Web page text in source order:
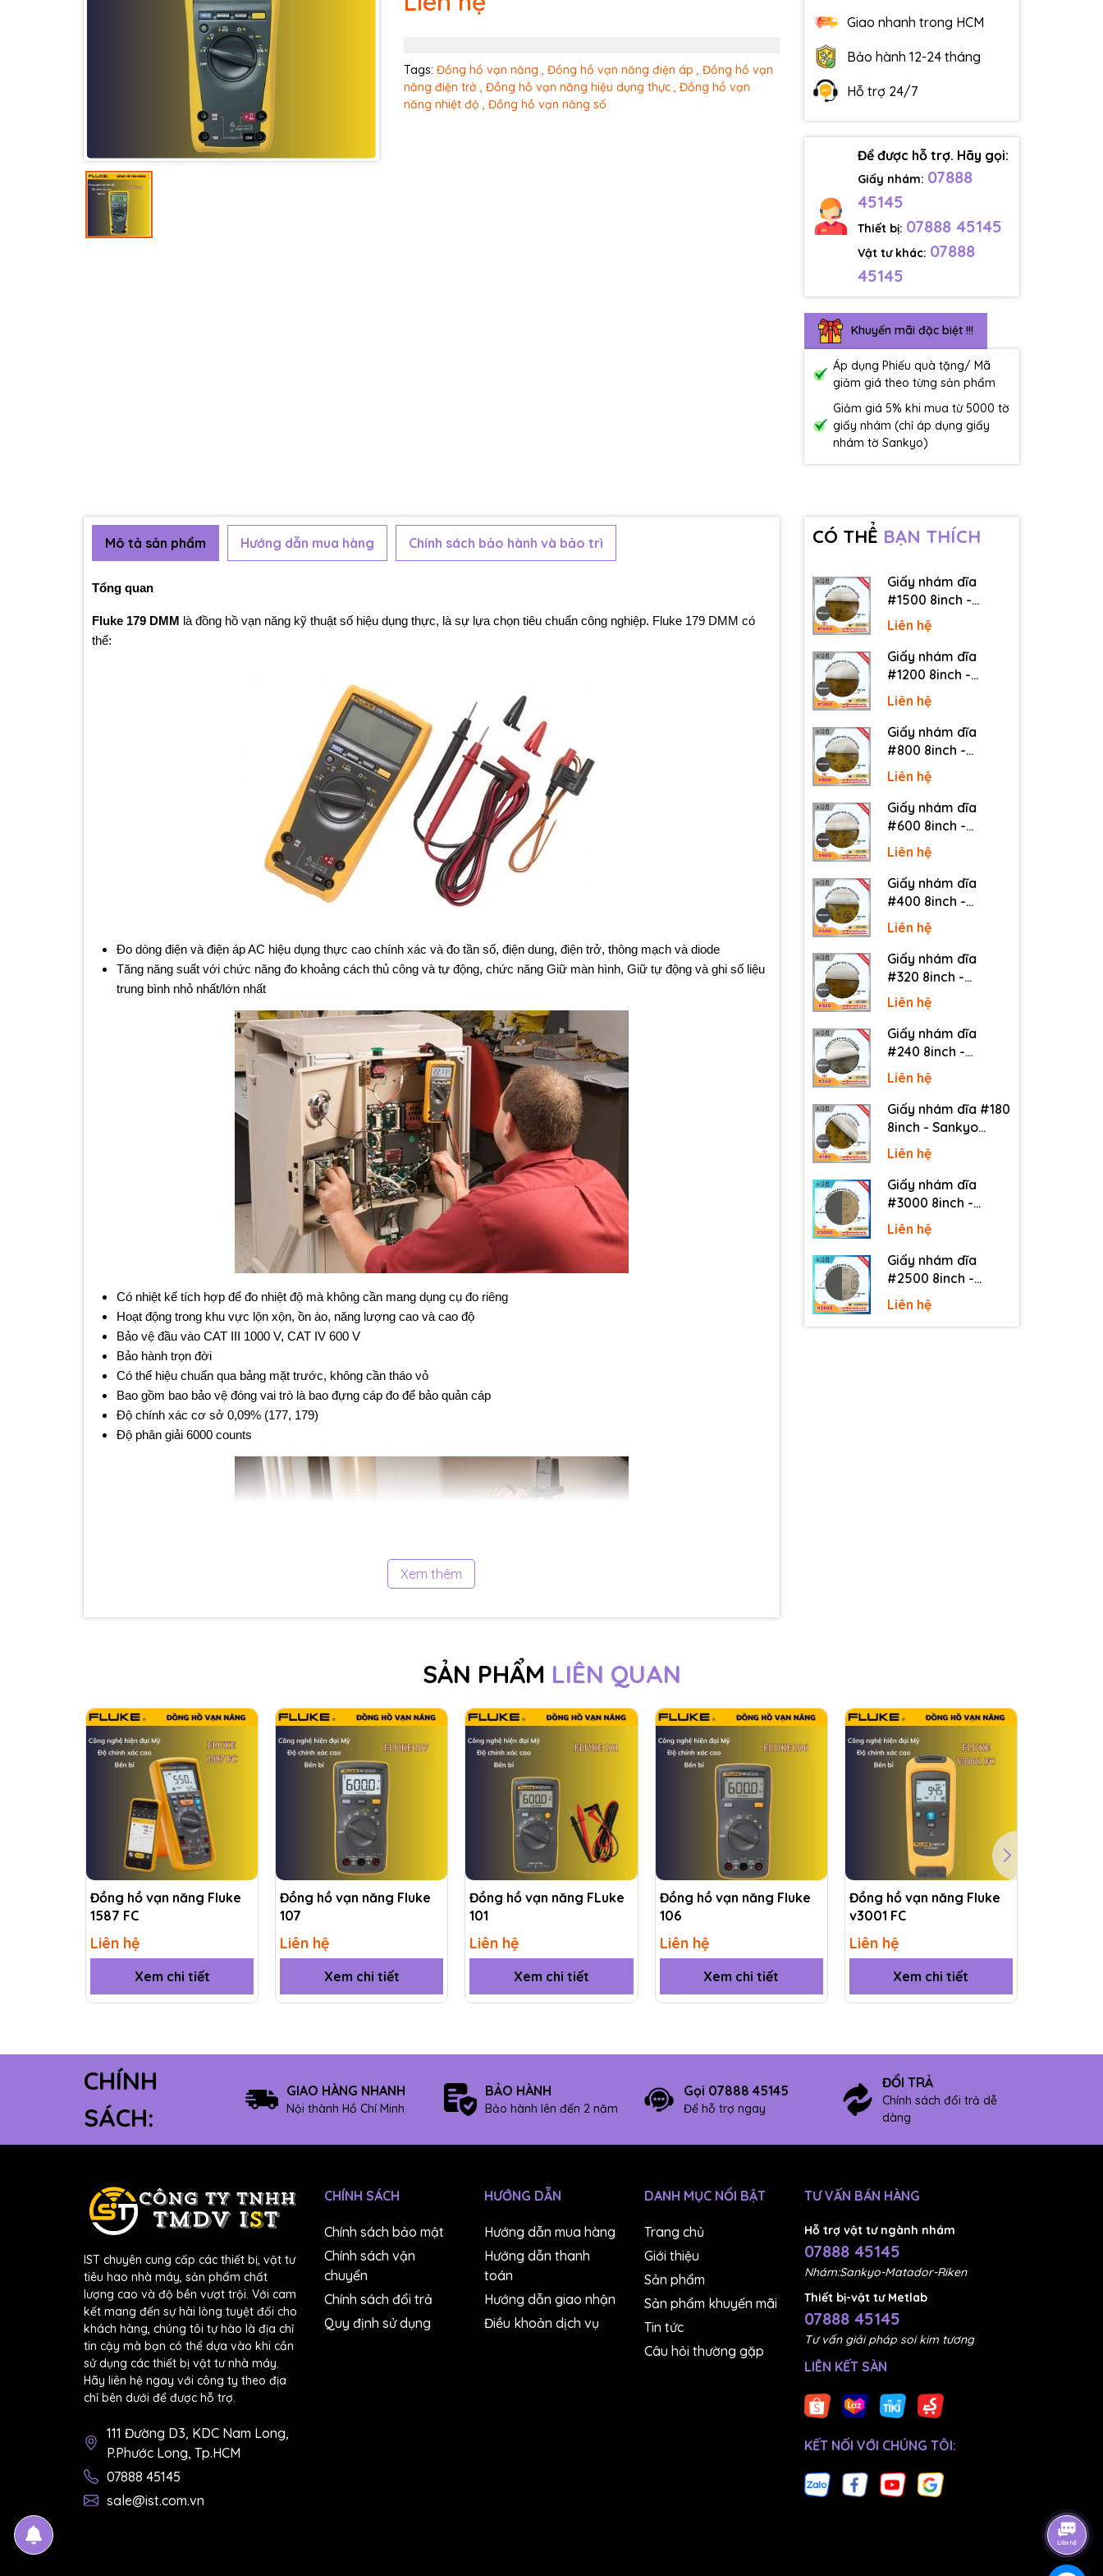
Tags: Đồng hồ vạn năng , Đồng hồ vạn năng điện áp , Đồng hồ vạn
năng điện trở , Đồng hồ vạn năng hiệu dụng thực , Đồng hồ vạn
năng nhiệt độ , Đồng hồ vạn năng số
Giao nhanh trong HCM
Bảo hành 12-24 tháng
Hỗ trợ 24/7
Để được hỗ trợ. Hãy gọi:
Giấy nhám: 07888
45145
Thiết bị: 07888 45145
Vật tư khác: 07888
45145
Khuyến mãi đặc biệt !!!
Áp dụng Phiếu quà tặng/ Mã
giảm giá theo từng sản phẩm
Giảm giá 5% khi mua từ 5000 tờ
giấy nhám (chỉ áp dụng giấy
nhám tờ Sankyo)
Mô tả sản phẩm Hướng dẫn mua hàng Chính sách bảo hành và bảo trì
Tổng quan
Fluke 179 DMM là đồng hồ vạn năng kỹ thuật số hiệu dụng thực, là sự lựa chọn tiêu chuẩn công nghiệp. Fluke 179 DMM có
thể:
Đo dòng điện và điện áp AC hiệu dụng thực cao chính xác và đo tần số, điện dung, điện trở, thông mạch và diode
Tăng năng suất với chức năng đo khoảng cách thủ công và tự động, chức năng Giữ màn hình, Giữ tự động và ghi số liệu
trung bình nhỏ nhất/lớn nhất
Có nhiệt kế tích hợp để đo nhiệt độ mà không cần mang dụng cụ đo riêng
Hoạt động trong khu vực lộn xộn, ồn ào, năng lượng cao và cao độ
Bảo vệ đầu vào CAT III 1000 V, CAT IV 600 V
Bảo hành trọn đời
Có thể hiệu chuẩn qua bảng mặt trước, không cần tháo vỏ
Bao gồm bao bảo vệ đóng vai trò là bao đựng cáp đo để bảo quản cáp
Độ chính xác cơ sở 0,09% (177, 179)
Độ phân giải 6000 counts
Màn hình số có biểu đồ cột analog và đèn nền (177, 179)
Chế độ làm mượt cho phép lọc các tín hiệu vào biến đổi nhanh
Dễ dàng thay pin mà không cần mở vỏ
Hộp đựng tiện dụng có vỏ bảo vệ tích hợp
Đo nhanh gấp hai lần các đồng hồ vạn năng khác
Thông số kỹ thuật
Thông s ố kỹ thuật
Độ phân giải tối đa
Điện áp AC Độ chính xác ±(1,0% + 3)
Độ phân giải tối đa 0,1 mV
Tối đa 10 A
Dòng điện xoay chiều (AC) Độ chính xác ±(1,5% + 3)
Độ phân giải tối đa 0,01 mA
Xem thêm
CÓ THỂ BẠN THÍCH
Giấy nhám dĩa
#1500 8inch -
Sankyo (Nhật) - Có
keo (PSA)
Liên hệ
Giấy nhám dĩa
#1200 8inch -
Sankyo (Nhật) - Có
keo (PSA)
Liên hệ
Giấy nhám dĩa
#800 8inch -
Sankyo (Nhật) - Có
keo (PSA)
Liên hệ
Giấy nhám dĩa
#600 8inch -
Sankyo (Nhật) - Có
keo (PSA)
Liên hệ
Giấy nhám dĩa
#400 8inch -
Sankyo (Nhật) - Có
keo (PSA)
Liên hệ
Giấy nhám dĩa
#320 8inch -
Sankyo (Nhật) - Có
keo (PSA)
Liên hệ
Giấy nhám dĩa
#240 8inch -
Sankyo (Nhật) - Có
keo (PSA)
Liên hệ
Giấy nhám dĩa #180
8inch - Sankyo
(Nhật) - Có keo
(PSA)
Liên hệ
Giấy nhám dĩa
#3000 8inch -
Sankyo (Nhật) -
Không keo
Liên hệ
Giấy nhám dĩa
#2500 8inch -
Sankyo (Nhật) -
Không keo
Liên hệ
SẢN PHẨM LIÊN QUAN
Đồng hồ vạn năng Fluke
1587 FC
Liên hệ
Xem chi tiết
Đồng hồ vạn năng Fluke
107
Liên hệ
Xem chi tiết
Đồng hồ vạn năng FLuke
101
Liên hệ
Xem chi tiết
Đồng hồ vạn năng Fluke
106
Liên hệ
Xem chi tiết
Đồng hồ vạn năng Fluke
v3001 FC
Liên hệ
Xem chi tiết
CHÍNH
SÁCH:
GIAO HÀNG NHANH
Nội thành Hồ Chí Minh
BẢO HÀNH
Bảo hành lên đến 2 năm
Gọi 07888 45145
Để hỗ trợ ngay
ĐỔI TRẢ
Chính sách đổi trả dễ
dàng
IST chuyên cung cấp các thiết bị, vật tư
tiêu hao nhà máy, sản phẩm chất
lượng cao và độ bền vượt trội. Với cam
kết mang đến sự hài lòng tuyệt đối cho
khách hàng, chúng tôi tự hào là địa chỉ
tin cậy mà bạn có thể dựa vào khi cần
sử dụng các thiết bị vật tư nhà máy.
Hãy liên hệ ngay với công ty theo địa
chỉ bên dưới để được hỗ trợ.
111 Đường D3, KDC Nam Long,
P.Phước Long, Tp.HCM
07888 45145
sale@ist.com.vn
CHÍNH SÁCH
Chính sách bảo mật
Chính sách vận
chuyển
Chính sách đổi trả
Quy định sử dụng
HƯỚNG DẪN
Hướng dẫn mua hàng
Hướng dẫn thanh
toán
Hướng dẫn giao nhận
Điều khoản dịch vụ
DANH MỤC NỔI BẬT
Trang chủ
Giới thiệu
Sản phẩm
Sản phẩm khuyến mãi
Tin tức
Câu hỏi thường gặp
TƯ VẤN BÁN HÀNG
Hỗ trợ vật tư ngành nhám
07888 45145
Nhám:Sankyo-Matador-Riken
Thiết bị-vật tư Metlab
07888 45145
Tư vấn giải pháp soi kim tương
LIÊN KẾT SÀN
KẾT NỐI VỚI CHÚNG TÔI: